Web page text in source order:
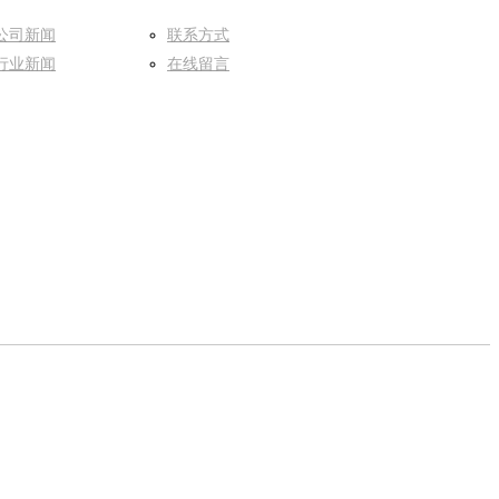
司新闻
业新闻
联系方式
在线留言